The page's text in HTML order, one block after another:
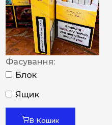
Фасування:
Блок
Ящик
В Кошик